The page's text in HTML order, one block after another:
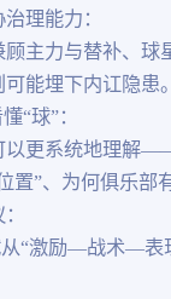
理能力：
主力与替补、球
能埋下内讧隐患。
“球”：
以更系统地理解
置”、为何俱乐部
“激励—战术—表